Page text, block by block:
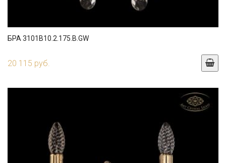
БРА 3101B10.2.175.B.GW
20 115 руб.